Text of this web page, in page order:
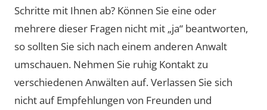
Schritte mit Ihnen ab? Können Sie eine oder
mehrere dieser Fragen nicht mit „ja“ beantworten,
so sollten Sie sich nach einem anderen Anwalt
umschauen. Nehmen Sie ruhig Kontakt zu
verschiedenen Anwälten auf. Verlassen Sie sich
nicht auf Empfehlungen von Freunden und